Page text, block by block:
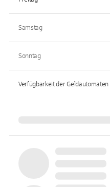
Samstag
Sonntag
Verfügbarkeit der Geldautomaten